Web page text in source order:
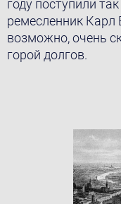
году поступили
ремесленник
возможно, очень
горой долгов.